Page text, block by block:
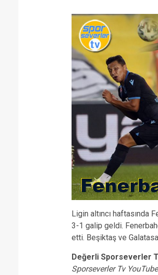
Ligin altıncı haftasında
3-1 galip geldi.
etti. Beşiktaş ve
Değerli Sporseverler
Sporseverler Tv